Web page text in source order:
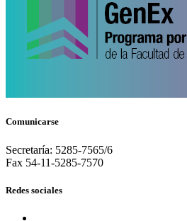
Comunicarse
Secretaría: 5285-7565/6
Fax 54-11-5285-7570
Redes sociales